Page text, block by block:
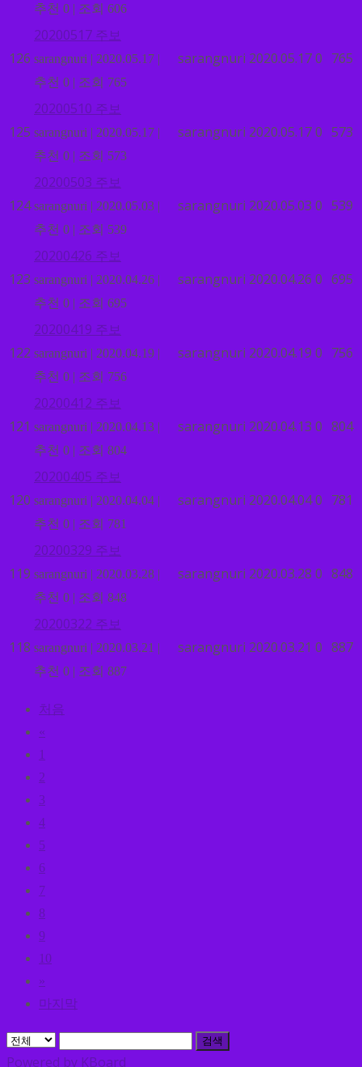
추천 0 | 조회 606
126
20200517 주보
sarangnuri | 2020.05.17 |
추천 0 | 조회 765
sarangnuri 2020.05.170 765
125
20200510 주보
sarangnuri | 2020.05.17 |
추천 0 | 조회 573
sarangnuri 2020.05.170 573
124
20200503 주보
sarangnuri | 2020.05.03 |
추천 0 | 조회 539
sarangnuri 2020.05.03 0 539
123
20200426 주보
sarangnuri | 2020.04.26 |
추천 0 | 조회 695
sarangnuri 2020.04.26 0 695
122
20200419 주보
sarangnuri | 2020.04.19 |
추천 0 | 조회 756
sarangnuri 2020.04.19 0 756
121
20200412 주보
sarangnuri | 2020.04.13 |
추천 0 | 조회 804
sarangnuri 2020.04.13 0 804
120
20200405 주보
sarangnuri | 2020.04.04 |
추천 0 | 조회 781
sarangnuri 2020.04.040 781
119
20200329 주보
sarangnuri | 2020.03.28 |
추천 0 | 조회 848
sarangnuri 2020.03.28 0 848
118
20200322 주보
sarangnuri | 2020.03.21 |
추천 0 | 조회 887
sarangnuri 2020.03.21 0 887
처음
«
1
2
3
4
5
6
7
8
9
10
»
마지막
검색
Powered by KBoard